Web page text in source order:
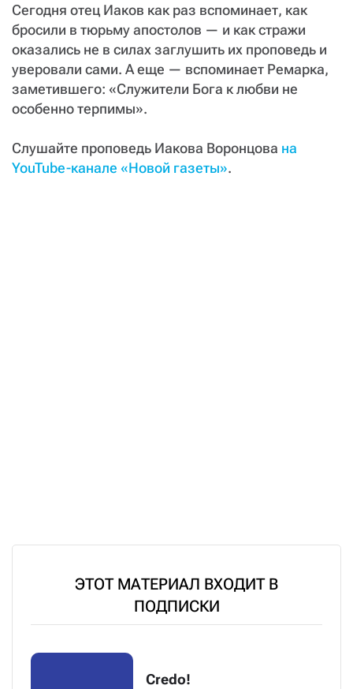
Сегодня отец Иаков как раз вспоминает, как
бросили в тюрьму апостолов — и как стражи
оказались не в силах заглушить их проповедь и
уверовали сами. А еще — вспоминает Ремарка,
заметившего: «Служители Бога к любви не
особенно терпимы».
Слушайте проповедь Иакова Воронцова на
YouTube-канале «Новой газеты».
ЭТОТ МАТЕРИАЛ ВХОДИТ В
ПОДПИСКИ
Credo!